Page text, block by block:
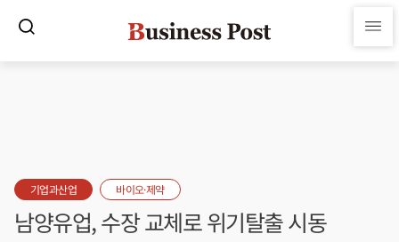
기업과산업 바이오·제약
남양유업, 수장 교체로 위기탈출 시동